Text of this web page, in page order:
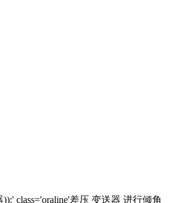
));' class='oraline'差压 变送器 进行倾角